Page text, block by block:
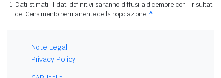
Dati stimati. I dati definitivi saranno diffusi a dicembre con i risultati
del Censimento permanente della popolazione. ^
Note Legali
Privacy Policy